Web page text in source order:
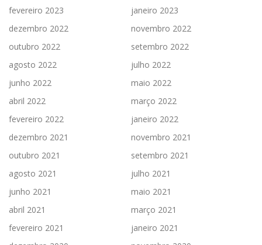
fevereiro 2023
janeiro 2023
dezembro 2022
novembro 2022
outubro 2022
setembro 2022
agosto 2022
julho 2022
junho 2022
maio 2022
abril 2022
março 2022
fevereiro 2022
janeiro 2022
dezembro 2021
novembro 2021
outubro 2021
setembro 2021
agosto 2021
julho 2021
junho 2021
maio 2021
abril 2021
março 2021
fevereiro 2021
janeiro 2021